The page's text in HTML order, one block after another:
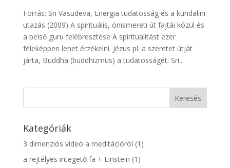
Forrás: Sri Vasudeva, Energia tudatosság és a kundalini
utazás (2009) A spirituális, önismereti út fajtái közül és
a belső guru felébresztése A spiritualitást ezer
féleképpen lehet érzékelni. Jézus pl. a szeretet útját
járta, Buddha (buddhizmus) a tudatosságét. Sri...
Kategóriák
3 dimenziós videó a meditációról (1)
a rejtélyes integető fa + Einstein (1)